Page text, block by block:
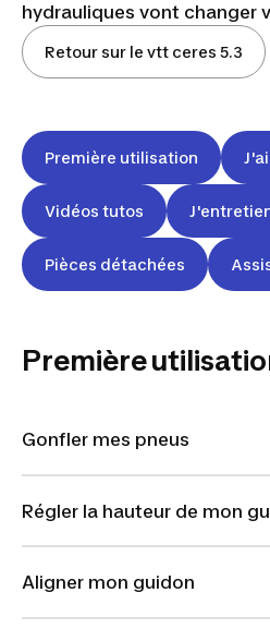
hydrauliques vont changer
Retour sur le vtt ceres 5.3
Première utilisation
Vidéos tutos
Pièces détachées
Première
Gonfler mes pneus
Régler la hauteur de mon
Aligner mon guidon